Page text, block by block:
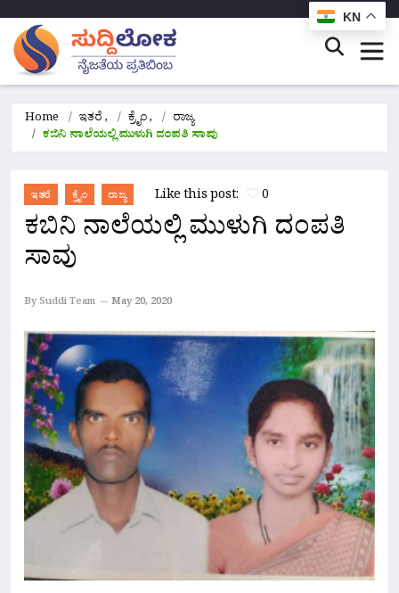
Home ಇತರೆ, ಕ್ರೈಂ,
ರಾಜ್ಯ
ಕಬಿನಿ ನಾಲೆಯಲ್ಲಿ ಮುಳುಗಿ ದಂಪತಿ ಸಾವು
ಇತರೆ ಕ್ರೈಂ ರಾಜ್ಯ Like this post: 0
ಕಬಿನಿ ನಾಲೆಯಲ್ಲಿ ಮುಳುಗಿ ದಂಪತಿ
ಸಾವು
By Suddi Team May 20, 2020
KN